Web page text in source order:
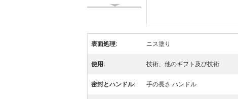
表面処理: ニス塗り
使用: 技術、他のギフト及び技術
密封とハンドル: 手の長さ ハンドル